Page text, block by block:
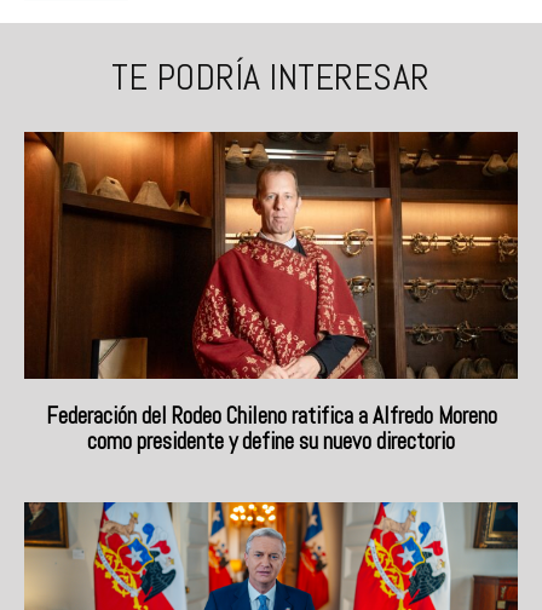
TE PODRÍA INTERESAR
Federación del Rodeo Chileno ratifica a Alfredo Moreno
como presidente y define su nuevo directorio